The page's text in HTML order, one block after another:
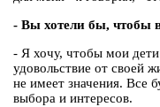
- Вы хотели бы, чтобы
- Я хочу, чтобы мои
удовольствие от своей
не имеет значения. Все
выбора и интересов.